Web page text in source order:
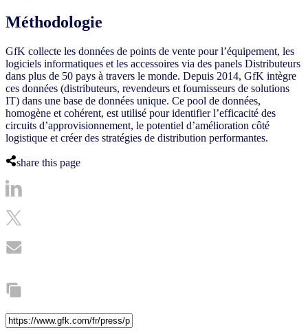
Méthodologie
GfK collecte les données de points de vente pour l’équipement, les
logiciels informatiques et les accessoires via des panels Distributeurs
dans plus de 50 pays à travers le monde. Depuis 2014, GfK intègre
ces données (distributeurs, revendeurs et fournisseurs de solutions
IT) dans une base de données unique. Ce pool de données,
homogène et cohérent, est utilisé pour identifier l’efficacité des
circuits d’approvisionnement, le potentiel d’amélioration côté
logistique et créer des stratégies de distribution performantes.
share this page